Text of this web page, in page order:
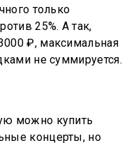
только
25%. А так,
₽, максимальная
не суммируется.
можно купить
концерты, но